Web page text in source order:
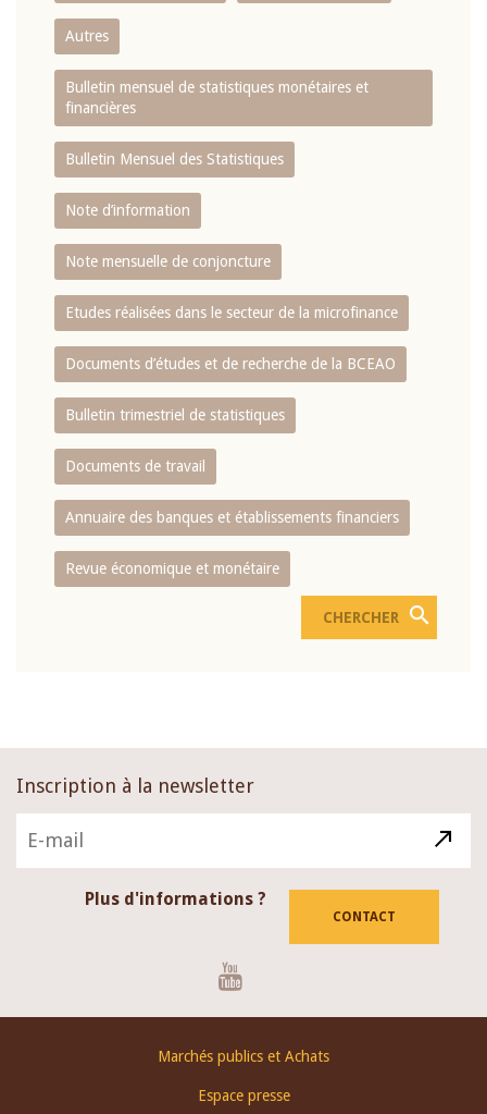
Autres
Bulletin mensuel de statistiques monétaires et
financières
Bulletin Mensuel des Statistiques
Note d’information
Note mensuelle de conjoncture
Etudes réalisées dans le secteur de la microfinance
Documents d’études et de recherche de la BCEAO
Bulletin trimestriel de statistiques
Documents de travail
Annuaire des banques et établissements financiers
Revue économique et monétaire
Inscription à la newsletter
Plus d'informations ?
CONTACT
Marchés publics et Achats
Espace presse